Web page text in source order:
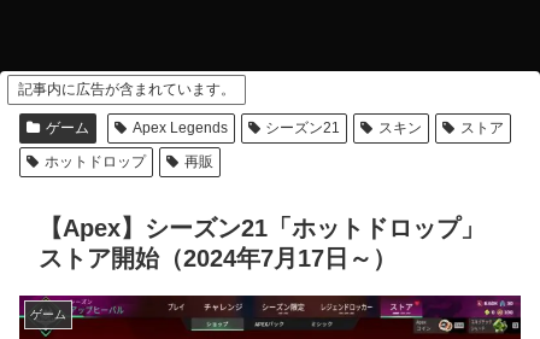
記事内に広告が含まれています。
ゲーム Apex Legends シーズン21 スキン
ストア
ホットドロップ
再販
【Apex】シーズン21「ホットドロップ」
ストア開始（2024年7月17日～）
ゲーム